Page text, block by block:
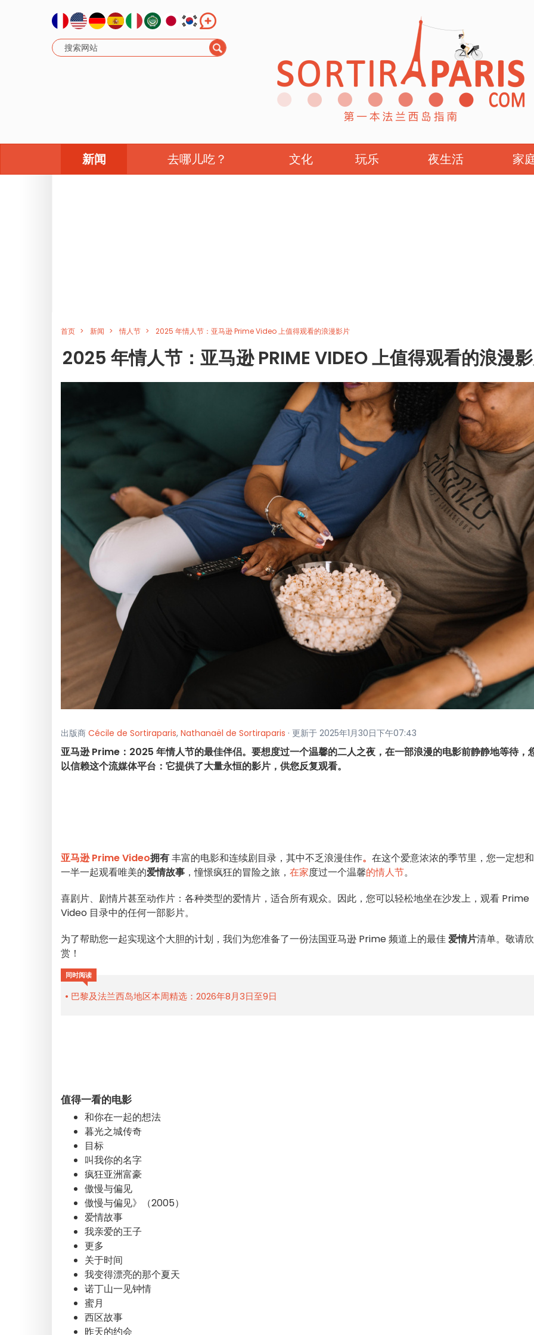
新闻 去哪儿吃？ 文化 玩乐 夜生活 家
首页 新闻 情人节 2025 年情人节：亚马逊 Prime Video 上值得观看的浪漫影片
2025 年情人节：亚马逊 PRIME VIDEO 上值得观看的浪漫
出版商 Cécile de Sortiraparis, Nathanaël de Sortiraparis · 更新于 2025年1月30日下午07:43
亚马逊 Prime：2025 年情人节的最佳伴侣。要想度过一个温馨的二人之夜，在一部浪漫的电影前静静地等待，
以信赖这个流媒体平台：它提供了大量永恒的影片，供您反复观看。
亚马逊 Prime Video拥有丰富的电影和连续剧目录，其中不乏浪漫佳作。 在这个爱意浓浓的季节里，您一定想
一半一起观看唯美的爱情故事 ，憧憬疯狂的冒险之旅， 在家度过一个温馨的情人节。
喜剧片、剧情片甚至动作片：各种类型的爱情片，适合所有观众。因此，您可以轻松地坐在沙发上，观看 Prime
Video 目录中的任何一部影片。
为了帮助您一起实现这个大胆的计划，我们为您准备了一份法国亚马逊 Prime 频道上的最佳爱情片清单。敬请欣
赏！
同时阅读
巴黎及法兰西岛地区本周精选：2026年8月3日至9日
值得一看的电影
和你在一起的想法
暮光之城传奇
目标
叫我你的名字
疯狂亚洲富豪
傲慢与偏见
傲慢与偏见》（2005）
爱情故事
我亲爱的王子
更多
关于时间
我变得漂亮的那个夏天
诺丁山一见钟情
蜜月
西区故事
昨天的约会